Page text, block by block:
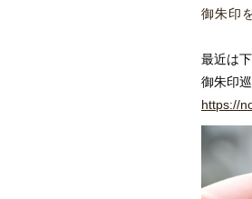
御朱印
最近は
御朱印
https://